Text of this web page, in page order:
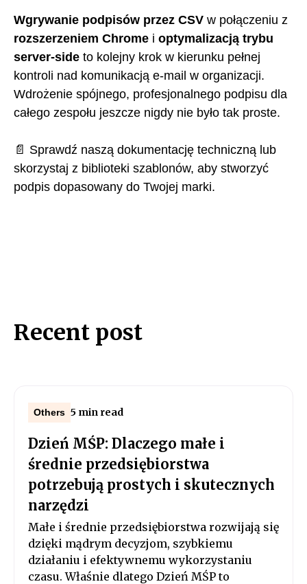
Wgrywanie podpisów przez CSV w połączeniu z
rozszerzeniem Chrome i optymalizacją trybu
server-side to kolejny krok w kierunku pełnej
kontroli nad komunikacją e-mail w organizacji.
Wdrożenie spójnego, profesjonalnego podpisu dla
całego zespołu jeszcze nigdy nie było tak proste.
📄 Sprawdź naszą dokumentację techniczną lub
skorzystaj z biblioteki szablonów, aby stworzyć
podpis dopasowany do Twojej marki.
Recent post
Others 5 min read
Dzień MŚP: Dlaczego małe i
średnie przedsiębiorstwa
potrzebują prostych i skutecznych
narzędzi
Małe i średnie przedsiębiorstwa rozwijają się
dzięki mądrym decyzjom, szybkiemu
działaniu i efektywnemu wykorzystaniu
czasu. Właśnie dlatego Dzień MŚP to